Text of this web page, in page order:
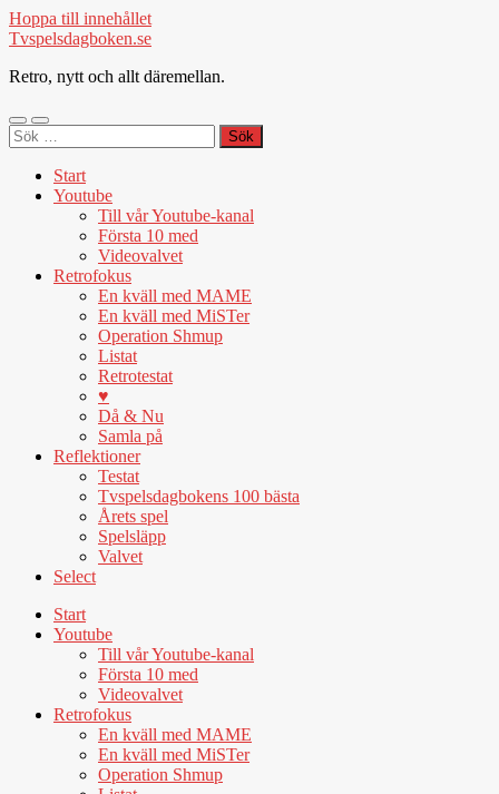
Hoppa till innehållet
Tvspelsdagboken.se
Retro, nytt och allt däremellan.
Slå
på/av
Slå
på/av
Sök
efter:
Start
Youtube
Till vår Youtube-kanal
Första 10 med
Videovalvet
Retrofokus
En kväll med MAME
En kväll med MiSTer
Operation Shmup
Listat
Retrotestat
♥
Då & Nu
Samla på
Reflektioner
Testat
Tvspelsdagbokens 100 bästa
Årets spel
Spelsläpp
Valvet
Select
Start
Youtube
Till vår Youtube-kanal
Första 10 med
Videovalvet
Retrofokus
En kväll med MAME
En kväll med MiSTer
Operation Shmup